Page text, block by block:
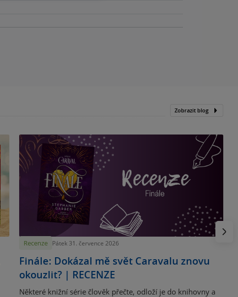
Zobrazit blog
Recenze Pátek 31. července 2026
Finále: Dokázal mě svět Caravalu znovu
okouzlit? | RECENZE
Některé knižní série člověk přečte, odloží je do knihovny a